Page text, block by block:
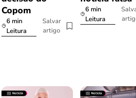
Copom
6 min
Leitura
Salvar
artigo
6 min
Leitura